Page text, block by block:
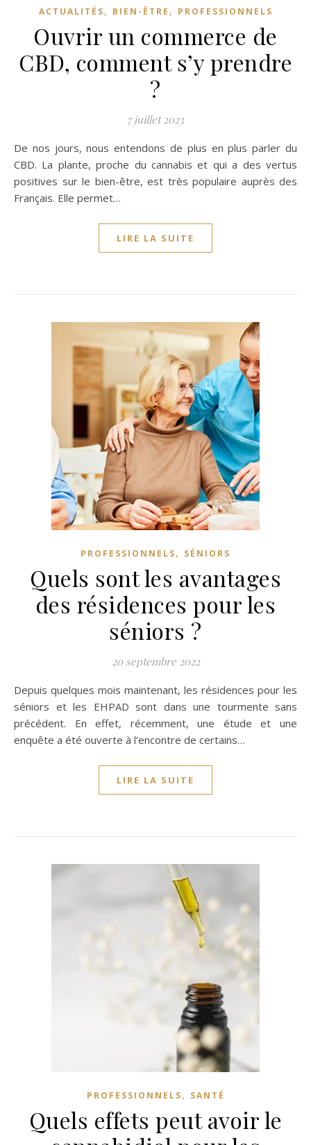
ACTUALITÉS, BIEN-ÊTRE , PROFESSIONNELS
Ouvrir un commerce de
CBD, comment s’y prendre
?
7 juillet 2023
De nos jours, nous entendons de plus en plus parler du
CBD. La plante, proche du cannabis et qui a des vertus
positives sur le bien-être, est très populaire auprès des
Français. Elle permet…
LIRE LA SUITE
PROFESSIONNELS, SÉNIORS
Quels sont les avantages
des résidences pour les
séniors ?
20 septembre 2022
Depuis quelques mois maintenant, les résidences pour les
séniors et les EHPAD sont dans une tourmente sans
précédent. En effet, récemment, une étude et une
enquête a été ouverte à l’encontre de certains…
LIRE LA SUITE
PROFESSIONNELS, SANTÉ
Quels effets peut avoir le